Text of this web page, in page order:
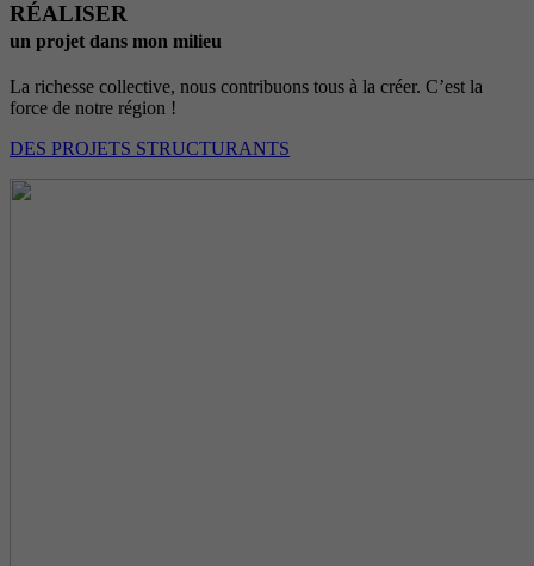
RÉALISER
un projet dans mon milieu
La richesse collective, nous contribuons tous à la créer. C’est la
force de notre région !
DES PROJETS STRUCTURANTS